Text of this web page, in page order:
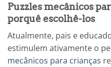
Puzzles mecânicos
porquê escolhê-los
Atualmente, pais e
estimulem ativamente o
mecânicos para crianças